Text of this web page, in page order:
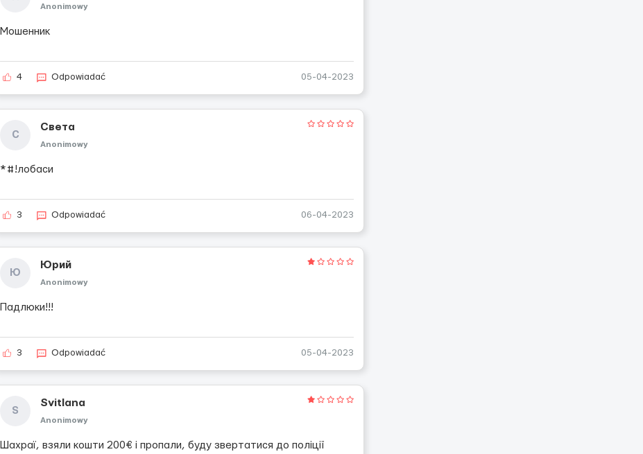
Anonimowy
Мошенник
4 Odpowiadać 05-04-2023
С
Света
Anonimowy
*#!лобаси
3 Odpowiadać 06-04-2023
Ю
Юрий
Anonimowy
Падлюки!!!
3 Odpowiadać 05-04-2023
S
Svitlana
Anonimowy
Шахраї, взяли кошти 200€ і пропали, буду звертатися до поліції